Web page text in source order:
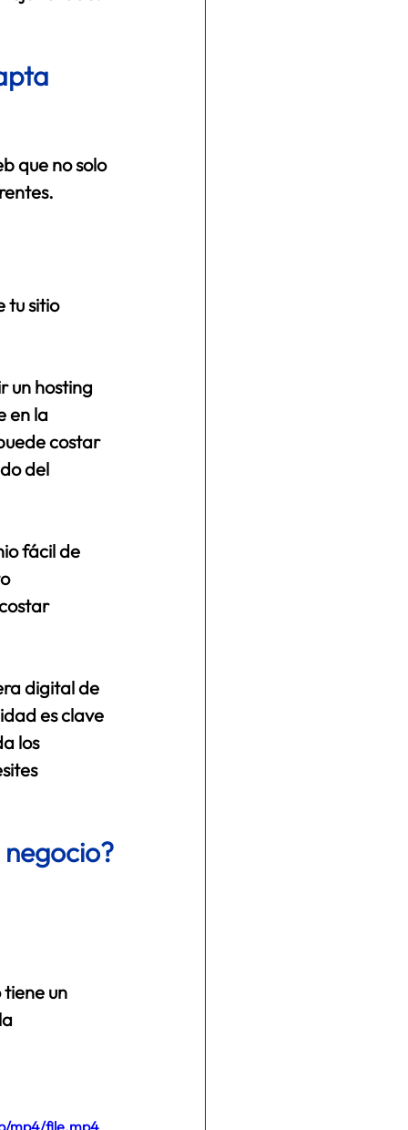
que no solo
tu sitio
un hosting
en la
costar
del
fácil de
digital de
es clave
los
un
mp4/file.mp4